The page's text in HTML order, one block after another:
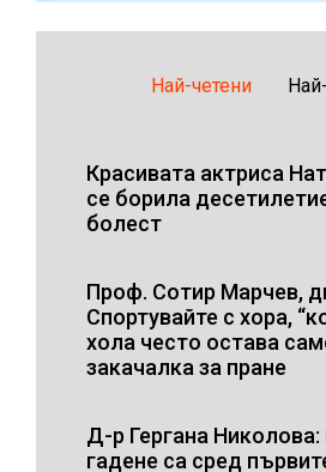
Най-четени
Красивата актриса
се борила
болест
Проф. Сотир Марчев,
Спортувайте с хора,
хола често остава
закачалка за пране
Д-р Гергана
гадене са сред